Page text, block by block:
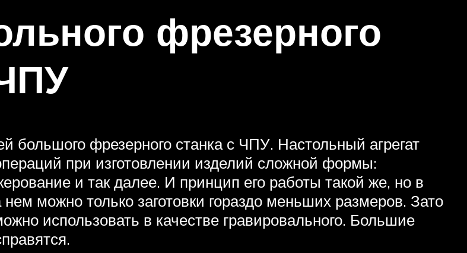
фрезерного
большого фрезерного станка с ЧПУ. Настольный агрегат
при изготовлении изделий сложной формы:
и так далее. И принцип его работы такой же, но в
можно только заготовки гораздо меньших размеров. Зато
использовать в качестве гравировального. Большие